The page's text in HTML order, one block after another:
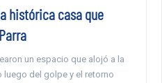
histórica casa que
un espacio que alojó a la
luego del golpe y el retorno